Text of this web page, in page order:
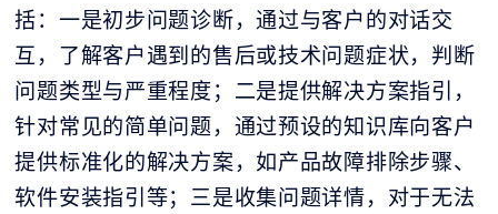
括：一是初步问题诊断，通过与客户的对话交
互，了解客户遇到的售后或技术问题症状，判断
问题类型与严重程度；二是提供解决方案指引，
针对常见的简单问题，通过预设的知识库向客户
提供标准化的解决方案，如产品故障排除步骤、
软件安装指引等；三是收集问题详情，对于无法